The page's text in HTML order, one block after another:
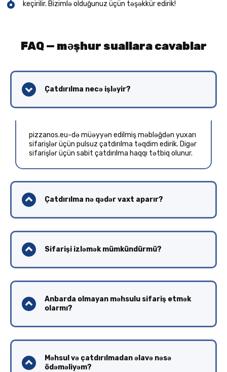
keçirilir. Bizimlə olduğunuz üçün təşəkkür edirik!
FAQ — məşhur suallara cavablar
Çatdırılma necə işləyir?
pizzanos.eu-də müəyyən edilmiş məbləğdən yuxarı
sifarişlər üçün pulsuz çatdırılma təqdim edirik. Digər
sifarişlər üçün sabit çatdırılma haqqı tətbiq olunur.
Çatdırılma nə qədər vaxt aparır?
Sifarişi izləmək mümkündürmü?
Anbarda olmayan məhsulu sifariş etmək
olarmı?
Məhsul və çatdırılmadan əlavə nəsə
ödəməliyəm?